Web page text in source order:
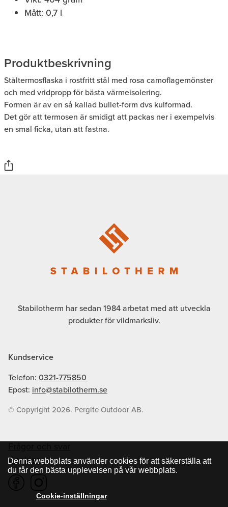
Denna webbplats använder cookies för att säkerställa att
du får den bästa upplevelsen på vår webbplats.
Cookie-inställningar
Mått: 0,7 l
Produktbeskrivning
Ståltermosflaska i rostfritt stål med rosa camoflagemönster
och med vridpropp för bästa värmeisolering.
Formen är av en så kallad bullet-form dvs kulformad.
Det gör att termosen är smidigt att packas ner i exempelvis
en smal ficka, utan att fastna.
Kundservice
Telefon: 0321-775850
Epost: info@stabilotherm.se
© Copyright 2026. Pergite Outdoor AB.
Stabilotherm har sedan 1984 arbetat med att utveckla
produkter för vildmarksliv.
Cookies